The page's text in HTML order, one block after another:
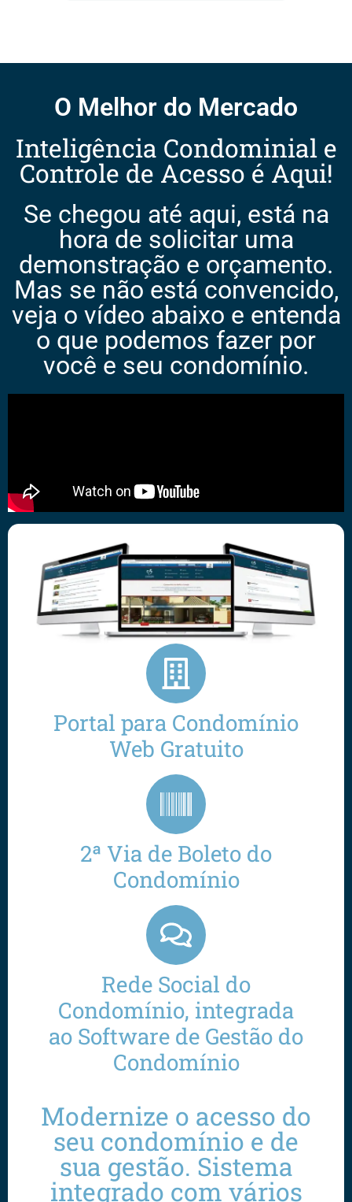
O Melhor do Mercado
Inteligência Condominial e
Controle de Acesso é Aqui!
Se chegou até aqui, está na
hora de solicitar uma
demonstração e orçamento.
Mas se não está convencido,
veja o vídeo abaixo e entenda
o que podemos fazer por
você e seu condomínio.
Portal para Condomínio
Web Gratuito
2ª Via de Boleto do
Condomínio
Rede Social do
Condomínio, integrada
ao Software de Gestão do
Condomínio
Modernize o acesso do
seu condomínio e de
sua gestão. Sistema
integrado com vários